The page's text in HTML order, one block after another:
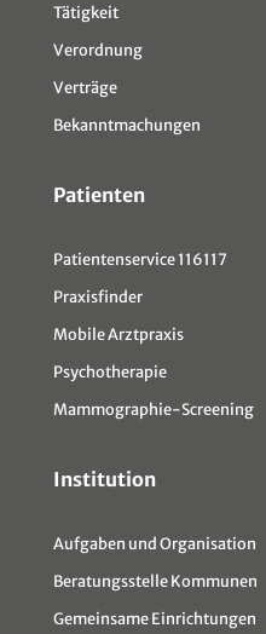
Tätigkeit
Verordnung
Verträge
Bekanntmachungen
Patienten
Patientenservice 116117
Praxisfinder
Mobile Arztpraxis
Psychotherapie
Mammographie-Screening
Institution
Aufgaben und Organisation
Beratungsstelle Kommunen
Gemeinsame Einrichtungen